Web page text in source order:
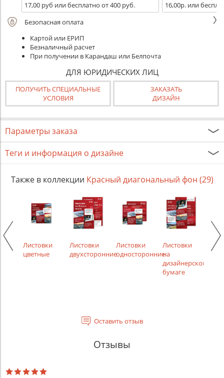
17,00 руб или бесплатно от 400 руб.
16,00р. или
Безопасная оплата
Картой или ЕРИП
Безналичный расчет
При получении в Карандаш или Белпочта
ДЛЯ ЮРИДИЧЕСКИХ ЛИЦ
ПОЛУЧИТЬ СПЕЦИАЛЬНЫЕ
УСЛОВИЯ
ЗАКАЗАТЬ
ДИЗАЙН
Параметры заказа
Теги и информация о дизайне
Также в коллекции Красный диагональный фон (29)
Листовки
цветные
Листовки
двухсторонние
Листовки
односторонние
Листовки
на
дизайнерской
бумаге
Оставить отзыв
Отзывы